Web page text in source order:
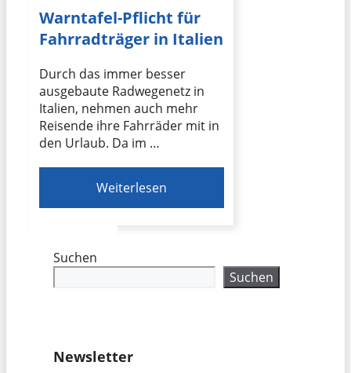
Warntafel-Pflicht für
Fahrradträger in Italien
Durch das immer besser
ausgebaute Radwegenetz in
Italien, nehmen auch mehr
Reisende ihre Fahrräder mit in
den Urlaub. Da im …
Weiterlesen
Suchen
Suchen
Newsletter